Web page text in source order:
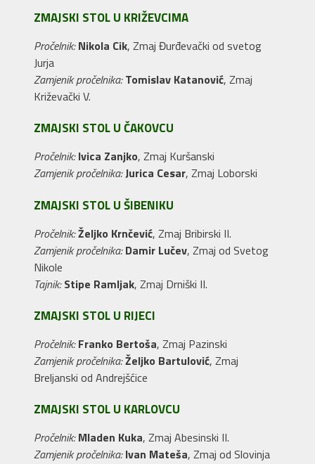
ZMAJSKI STOL U KRIŽEVCIMA
Pročelnik: Nikola Cik, Zmaj Đurđevački od svetog
Jurja
Zamjenik pročelnika: Tomislav Katanović, Zmaj
Križevački V.
ZMAJSKI STOL U ČAKOVCU
Pročelnik: Ivica Zanjko, Zmaj Kuršanski
Zamjenik pročelnika:Jurica Cesar, Zmaj Loborski
ZMAJSKI STOL U ŠIBENIKU
Pročelnik:Željko Krnčević, Zmaj Bribirski II.
Zamjenik pročelnika: Damir Lučev, Zmaj od Svetog
Nikole
Tajnik: Stipe Ramljak, Zmaj Drniški II.
ZMAJSKI STOL U RIJECI
Pročelnik: Franko Bertoša, Zmaj Pazinski
Zamjenik pročelnika:Željko Bartulović, Zmaj
Breljanski od Andrejšćice
ZMAJSKI STOL U KARLOVCU
Pročelnik: Mladen Kuka, Zmaj Abesinski II.
Zamjenik pročelnika: Ivan Mateša, Zmaj od Slovinja